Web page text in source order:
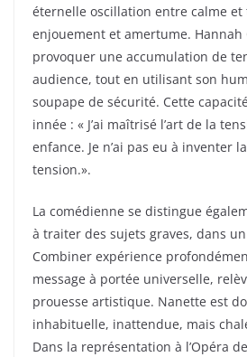
éternelle oscillation entre calme et
enjouement et amertume. Hannah
provoquer une accumulation de
audience, tout en utilisant son
soupape de sécurité. Cette
innée : « J’ai maîtrisé l’art de la
enfance. Je n’ai pas eu à inventer
tension.».
La comédienne se distingue
à traiter des sujets graves, dans
Combiner expérience
message à portée universelle,
prouesse artistique. Nanette est
inhabituelle, inattendue, mais
Dans la représentation à l’Opéra